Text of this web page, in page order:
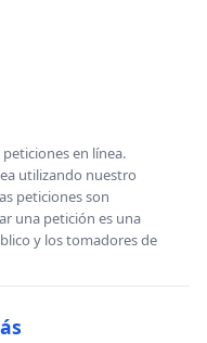
en línea.
utilizando nuestro
peticiones son
una petición es una
y los tomadores de